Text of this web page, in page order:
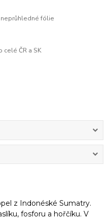
fólie
celé ČR a SK
z Indonéské Sumatry.
fosforu a hořčíku. V